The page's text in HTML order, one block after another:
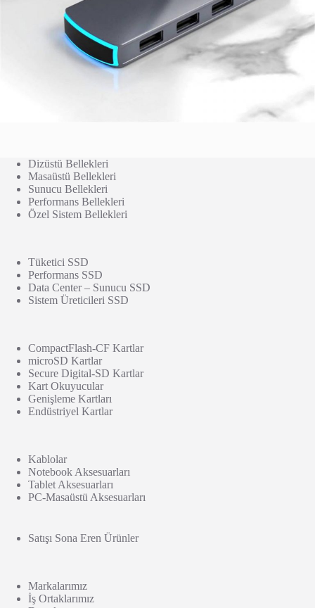
Dizüstü Bellekleri
Masaüstü Bellekleri
Sunucu Bellekleri
Performans Bellekleri
Özel Sistem Bellekleri
Tüketici SSD
Performans SSD
Data Center – Sunucu SSD
Sistem Üreticileri SSD
CompactFlash-CF Kartlar
microSD Kartlar
Secure Digital-SD Kartlar
Kart Okuyucular
Genişleme Kartları
Endüstriyel Kartlar
Kablolar
Notebook Aksesuarları
Tablet Aksesuarları
PC-Masaüstü Aksesuarları
Satışı Sona Eren Ürünler
Markalarımız
İş Ortaklarımız